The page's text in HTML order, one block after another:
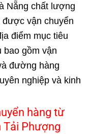
Nẵng chất lượng
được vận chuyển
điểm mục tiêu
bao gồm vận
đường hàng
nghiệp và kinh
hàng từ
Tải Phượng